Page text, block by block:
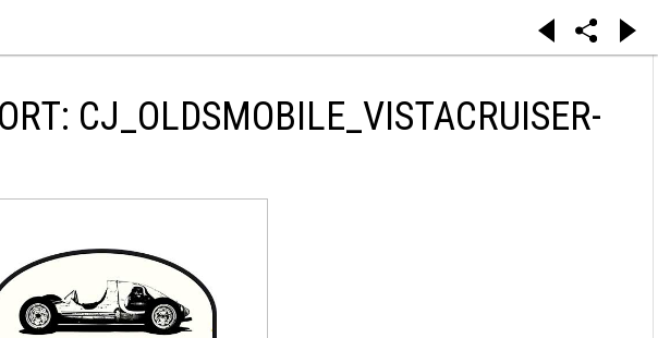
CJ_OLDSMOBILE_VISTACRUISER-